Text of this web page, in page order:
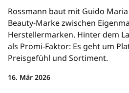
Rossmann baut mit Guido
Beauty-Marke zwischen
Herstellermarken. Hinter dem
als Promi-Faktor: Es geht um
Preisgefühl und Sortiment.
16. Mär 2026